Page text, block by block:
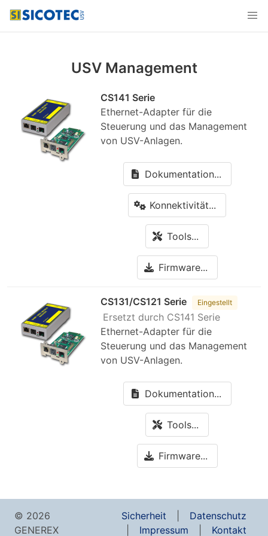
USV Management
CS141 Serie
Ethernet-Adapter für die
Steuerung und das Management
von USV-Anlagen.
Dokumentation...
Konnektivität...
Tools...
Firmware...
CS131/CS121 Serie Eingestellt
Ersetzt durch CS141 Serie
Ethernet-Adapter für die
Steuerung und das Management
von USV-Anlagen.
Dokumentation...
Tools...
Firmware...
© 2026
GENEREX
Sicherheit
Datenschutz
Impressum
Kontakt